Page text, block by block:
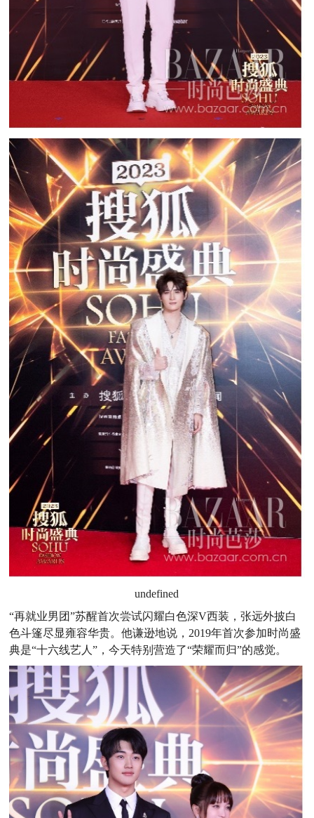
undefined
“再就业男团”苏醒首次尝试闪耀白色深V西装，张远外披白
色斗篷尽显雍容华贵。他谦逊地说，2019年首次参加时尚盛
典是“十六线艺人”，今天特别营造了“荣耀而归”的感觉。